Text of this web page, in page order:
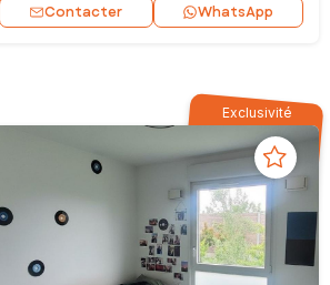
Contacter WhatsApp
Exclusivité